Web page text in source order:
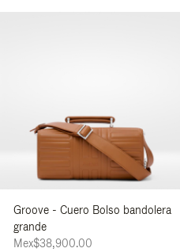
Groove - Cuero Bolso bandolera
grande
Mex$38,900.00